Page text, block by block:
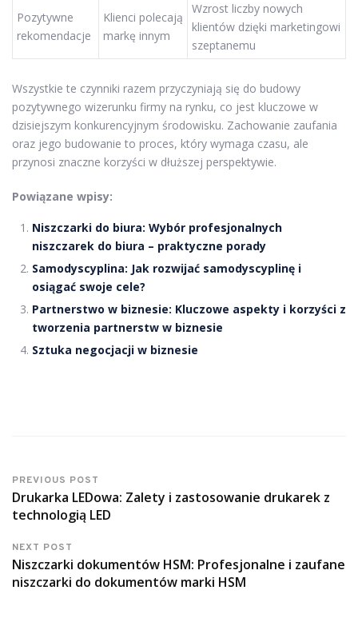
Pozytywne
rekomendacje
Klienci polecają
markę innym
Wzrost liczby nowych
klientów dzięki marketingowi
szeptanemu
Wszystkie te czynniki razem przyczyniają się do budowy
pozytywnego wizerunku firmy na rynku, co jest kluczowe w
dzisiejszym konkurencyjnym środowisku. Zachowanie zaufania
oraz jego budowanie to proces, który wymaga czasu, ale
przynosi znaczne korzyści w dłuższej perspektywie.
Powiązane wpisy:
Niszczarki do biura: Wybór profesjonalnych
niszczarek do biura – praktyczne porady
Samodyscyplina: Jak rozwijać samodyscyplinę i
osiągać swoje cele?
Partnerstwo w biznesie: Kluczowe aspekty i korzyści z
tworzenia partnerstw w biznesie
Sztuka negocjacji w biznesie
PREVIOUS POST
Drukarka LEDowa: Zalety i zastosowanie drukarek z
technologią LED
NEXT POST
Niszczarki dokumentów HSM: Profesjonalne i zaufane
niszczarki do dokumentów marki HSM